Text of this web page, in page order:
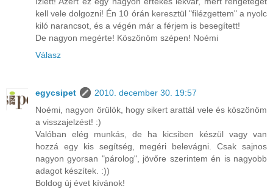
kell vele dolgozni! Én 10 órán keresztül "filézgettem" a nyolc
kiló narancsot, és a végén már a férjem is besegített!
De nagyon megérte! Köszönöm szépen! Noémi
Válasz
egycsipet
2010. december 30. 19:57
Noémi, nagyon örülök, hogy sikert arattál vele és köszönöm
a visszajelzést! :)
Valóban elég munkás, de ha kicsiben készül vagy van
hozzá egy kis segítség, megéri belevágni. Csak sajnos
nagyon gyorsan "párolog", jövőre szerintem én is nagyobb
adagot készítek. :))
Boldog új évet kívánok!